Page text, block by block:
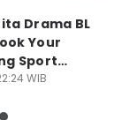
Drama BL
Your
Sport
WIB